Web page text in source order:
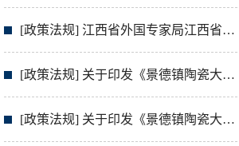
[政策法规] 江西省外国专家局江西省财政厅《关于调整中长期出国（境）培训人员费用开支标准》的通知（赣外专发[2014]9号）
[政策法规] 关于印发《景德镇陶瓷大学因公出国（境）管理办法》的通知
[政策法规] 关于印发《景德镇陶瓷大学教学科研人员因公临时出国（境）管理实施细则》的通知